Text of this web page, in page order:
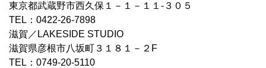
東京都武蔵野市西久保１－１－１１-３０５
TEL：0422-26-7898
滋賀／LAKESIDE STUDIO
滋賀県彦根市八坂町３１８１－２F
TEL：0749-20-5110